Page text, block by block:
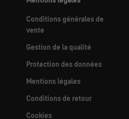
Conditions générales de
vente
Gestion de la qualité
Protection des données
Mentions légales
Conditions de retour
Cookies